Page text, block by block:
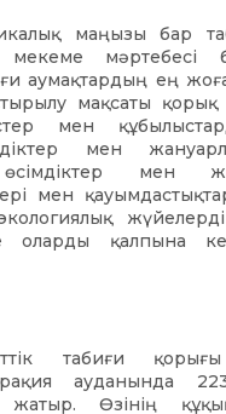
маңызы бар
мәртебесі
аумақтардың ең
мақсаты қорық
мен
мен
өсімдіктер мен
мен
оларды қалпына
табиғи
ауданында
Өзінің